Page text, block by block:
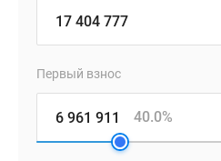
Первый взнос
40.0%